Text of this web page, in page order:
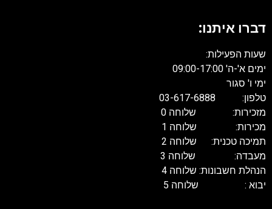
דברו איתנו:
שעות הפעילות:
ימים א'-ה' 09:00-17:00
ימי ו' סגור
טלפון: 03-617-6888
מזכירות: שלוחה 0
מכירות: שלוחה 1
תמיכה טכנית: שלוחה 2
מעבדה: שלוחה 3
הנהלת חשבונות: שלוחה 4
יבוא : שלוחה 5